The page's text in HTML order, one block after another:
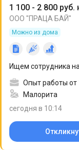
1 100 - 2 800 руб.
ООО "ПРАЦА БАЙ"
Можно из дома
Ищем сотрудника
Опыт работы от
Малорита
сегодня в 10:14